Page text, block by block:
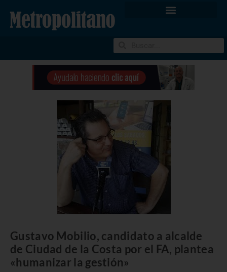
Gustavo Mobilio, candidato a alcalde
de Ciudad de la Costa por el FA, plantea
«humanizar la gestión»